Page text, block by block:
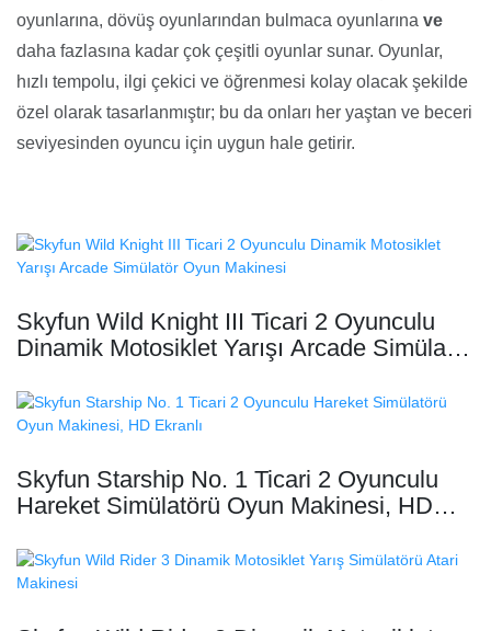
oyunlarına, dövüş oyunlarından bulmaca oyunlarına ve
daha fazlasına kadar çok çeşitli oyunlar sunar. Oyunlar,
hızlı tempolu, ilgi çekici ve öğrenmesi kolay olacak şekilde
özel olarak tasarlanmıştır; bu da onları her yaştan ve beceri
seviyesinden oyuncu için uygun hale getirir.
Skyfun Wild Knight III Ticari 2 Oyunculu
Dinamik Motosiklet Yarışı Arcade Simülatör
Skyfun Starship No. 1 Ticari 2 Oyunculu
Hareket Simülatörü Oyun Makinesi, HD